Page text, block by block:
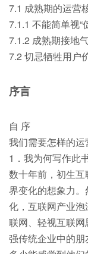
7.1 成熟期的运营
7.1.1 不能简单视“
7.1.2 成熟期接地
7.2 切忌牺牲用户
序言
自 序
我们需要怎样的运
1．我为何写作此
数十年前，初生
界变化的想象力
化，互联网产业
联网、轻视互联
强传统企业中的